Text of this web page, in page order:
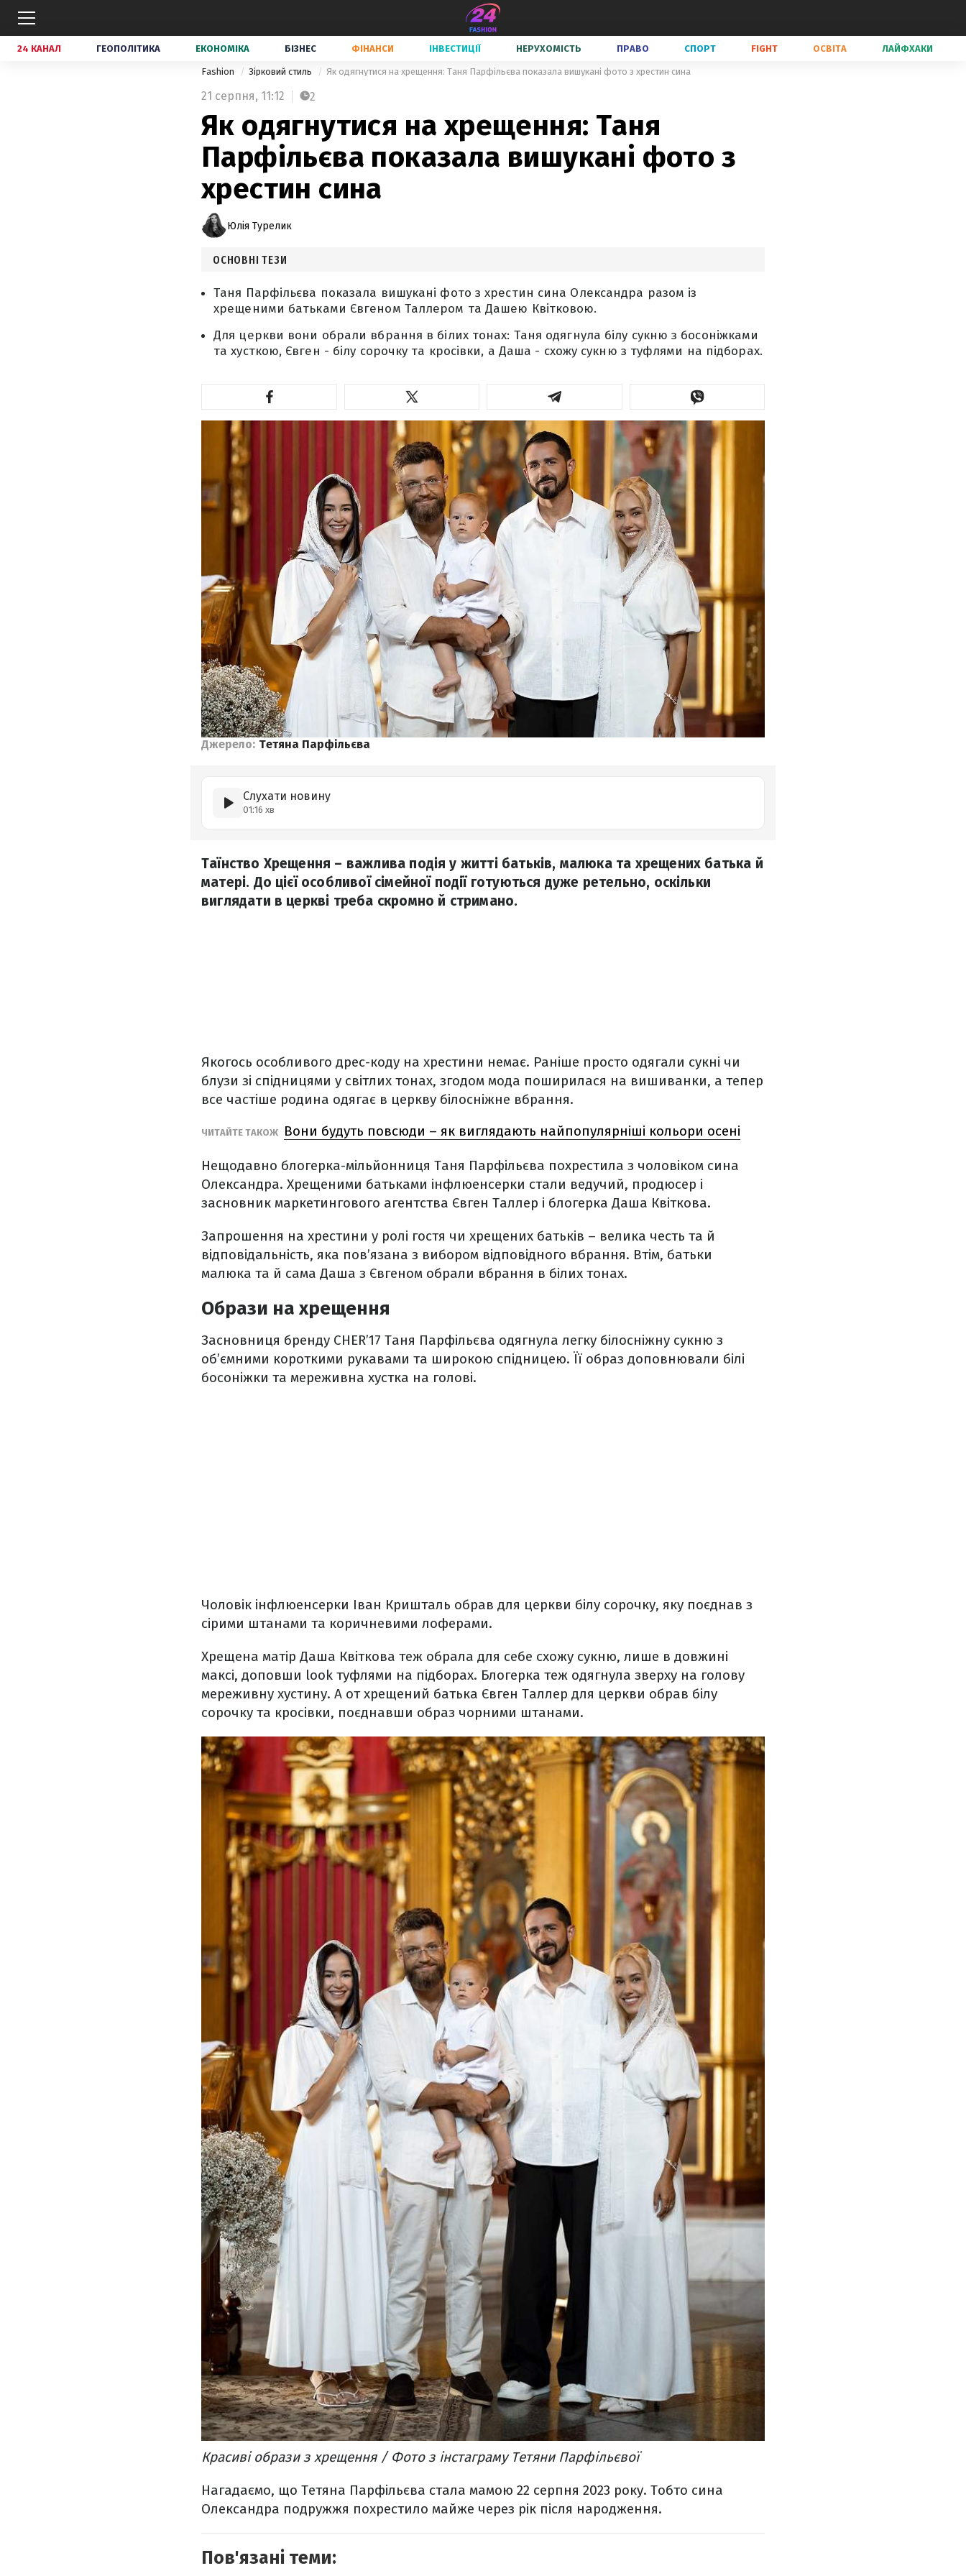
24 КАНАЛ ГЕОПОЛІТИКА ЕКОНОМІКА БІЗНЕС ФІНАНСИ ІНВЕСТИЦІЇ НЕРУХОМІСТЬ ПРАВО СПОРТ FIGHT ОСВІТА ЛАЙФХАКИ
Fashion Зірковий стиль Як одягнутися на хрещення: Таня Парфільєва показала вишукані фото з хрестин сина
21 серпня, 11:12 2
Як одягнутися на хрещення: Таня
Парфільєва показала вишукані фото з
хрестин сина
Юлія Турелик
ОСНОВНІ ТЕЗИ
Таня Парфільєва показала вишукані фото з хрестин сина Олександра разом із
хрещеними батьками Євгеном Таллером та Дашею Квітковою.
Для церкви вони обрали вбрання в білих тонах: Таня одягнула білу сукню з босоніжками
та хусткою, Євген - білу сорочку та кросівки, а Даша - схожу сукню з туфлями на підборах.
Джерело: Тетяна Парфільєва
Слухати новину
01:16 хв
Таїнство Хрещення – важлива подія у житті батьків, малюка та хрещених батька й
матері. До цієї особливої сімейної події готуються дуже ретельно, оскільки
виглядати в церкві треба скромно й стримано.
Якогось особливого дрес-коду на хрестини немає. Раніше просто одягали сукні чи
блузи зі спідницями у світлих тонах, згодом мода поширилася на вишиванки, а тепер
все частіше родина одягає в церкву білосніжне вбрання.
ЧИТАЙТЕ ТАКОЖ Вони будуть повсюди – як виглядають найпопулярніші кольори осені
Нещодавно блогерка-мільйонниця Таня Парфільєва похрестила з чоловіком сина
Олександра. Хрещеними батьками інфлюенсерки стали ведучий, продюсер і
засновник маркетингового агентства Євген Таллер і блогерка Даша Квіткова.
Запрошення на хрестини у ролі гостя чи хрещених батьків – велика честь та й
відповідальність, яка пов’язана з вибором відповідного вбрання. Втім, батьки
малюка та й сама Даша з Євгеном обрали вбрання в білих тонах.
Образи на хрещення
Засновниця бренду CHER’17 Таня Парфільєва одягнула легку білосніжну сукню з
об’ємними короткими рукавами та широкою спідницею. Її образ доповнювали білі
босоніжки та мереживна хустка на голові.
Чоловік інфлюенсерки Іван Кришталь обрав для церкви білу сорочку, яку поєднав з
сірими штанами та коричневими лоферами.
Хрещена матір Даша Квіткова теж обрала для себе схожу сукню, лише в довжині
максі, доповши look туфлями на підборах. Блогерка теж одягнула зверху на голову
мереживну хустину. А от хрещений батька Євген Таллер для церкви обрав білу
сорочку та кросівки, поєднавши образ чорними штанами.
Красиві образи з хрещення / Фото з інстаграму Тетяни Парфільєвої
Нагадаємо, що Тетяна Парфільєва стала мамою 22 серпня 2023 року. Тобто сина
Олександра подружжя похрестило майже через рік після народження.
Пов'язані теми: